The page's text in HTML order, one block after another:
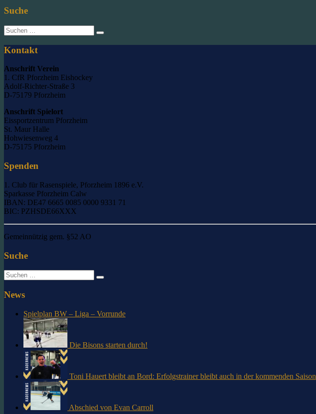
Suche
Suche
nach:
Kontakt
Anschrift Verein
1. CfR Pforzheim Eishockey
Adolf-Richter-Straße 3
D-75179 Pforzheim
Anschrift Spielort
Eissportzentrum Pforzheim
St. Maur Halle
Hohwiesenweg 4
D-75175 Pforzheim
Spenden
1. Club für Rasenspiele, Pforzheim 1896 e.V.
Sparkasse Pforzheim Calw
IBAN: DE47 6665 0085 0000 9331 71
BIC: PZHSDE66XXX
Gemeinnützig gem. §52 AO
Suche
Suche
nach:
News
Spielplan BW – Liga – Vorrunde
Die Bisons starten durch!
Toni Hauert bleibt an Bord: Erfolgstrainer bleibt auch in der kommenden Saison
Abschied von Evan Carroll